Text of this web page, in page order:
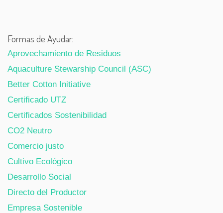
Formas de Ayudar:
Aprovechamiento de Residuos
Aquaculture Stewarship Council (ASC)
Better Cotton Initiative
Certificado UTZ
Certificados Sostenibilidad
CO2 Neutro
Comercio justo
Cultivo Ecológico
Desarrollo Social
Directo del Productor
Empresa Sostenible